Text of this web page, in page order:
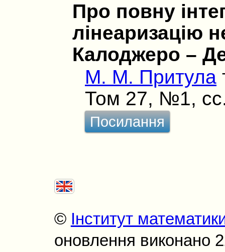
Про повну
лінеаризацію
Калоджеро –
М. М. Притула
Том 27, №1,
Посилання
© Інститут
оновлення виконано